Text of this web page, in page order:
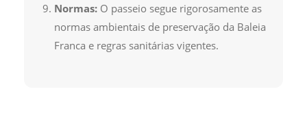
Normas: O passeio segue rigorosamente as
normas ambientais de preservação da Baleia
Franca e regras sanitárias vigentes.